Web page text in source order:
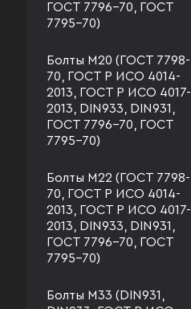
ГОСТ 7796-70, ГОСТ
7795-70)
Болты М20 (ГОСТ 7798-
70, ГОСТ Р ИСО 4014-
2013, ГОСТ Р ИСО 4017-
2013, DIN933, DIN931,
ГОСТ 7796-70, ГОСТ
7795-70)
Болты М22 (ГОСТ 7798-
70, ГОСТ Р ИСО 4014-
2013, ГОСТ Р ИСО 4017-
2013, DIN933, DIN931,
ГОСТ 7796-70, ГОСТ
7795-70)
Болты М33 (DIN931,